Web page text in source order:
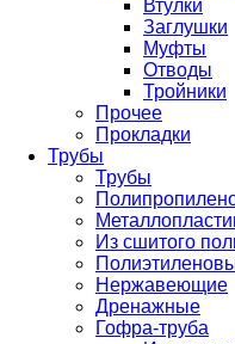
Втулки
Заглушки
Муфты
Отводы
Тройники
Прочее
Прокладки
Трубы
Трубы
Из сшитого
Нержавеющие
Дренажные
Гофра-труба